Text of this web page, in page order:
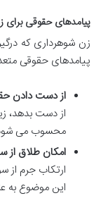
پیامدهای حقوقی برای
زن شوهرداری که
پیامدهای حقوقی
از دست دادن
از دست بدهد،
محسوب می
امکان طلاق از
ارتکاب جرم از
این موضوع به